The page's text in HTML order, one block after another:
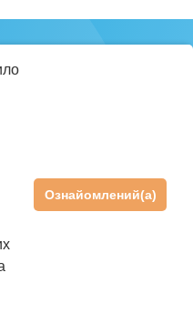
36
Усі права захищені
Ознайомлений(а)